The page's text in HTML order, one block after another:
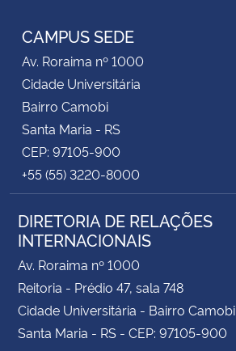
CAMPUS SEDE
Av. Roraima nº 1000
Cidade Universitária
Bairro Camobi
Santa Maria - RS
CEP: 97105-900
+55 (55) 3220-8000
DIRETORIA DE RELAÇÕES
INTERNACIONAIS
Av. Roraima nº 1000
Reitoria - Prédio 47, sala 748
Cidade Universitária - Bairro Camobi
Santa Maria - RS - CEP: 97105-900